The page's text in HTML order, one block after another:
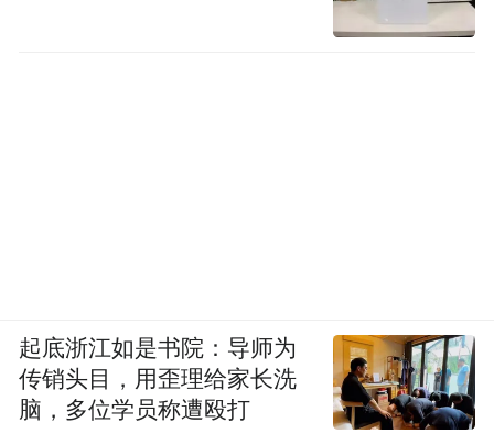
起底浙江如是书院：导师为
传销头目，用歪理给家长洗
脑，多位学员称遭殴打